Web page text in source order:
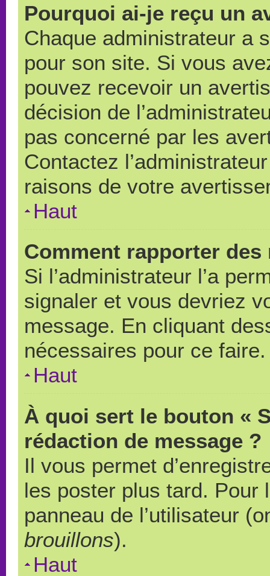
Pourquoi ai-je reçu un
Chaque administrateur a
pour son site. Si vous
pouvez recevoir un
décision de
pas concerné par les
Contactez
raisons de votre
Haut
Comment rapporter
Si l’administrateur l’a
signaler et vous devriez
message. En cliquant
nécessaires pour ce faire.
Haut
À quoi sert le bouton «
rédaction de message ?
Il vous permet
les poster plus tard. Pour
panneau de l’utilisateur
brouillons).
Haut